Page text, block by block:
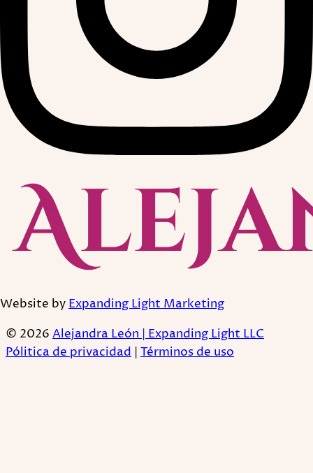
Website byExpanding Light Marketing
© 2026 Alejandra León | Expanding Light LLC
Pólitica de privacidad Términos de uso